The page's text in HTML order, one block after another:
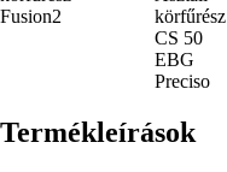
Fusion2
körfűrész
CS 50
EBG
Preciso
Termékleírások